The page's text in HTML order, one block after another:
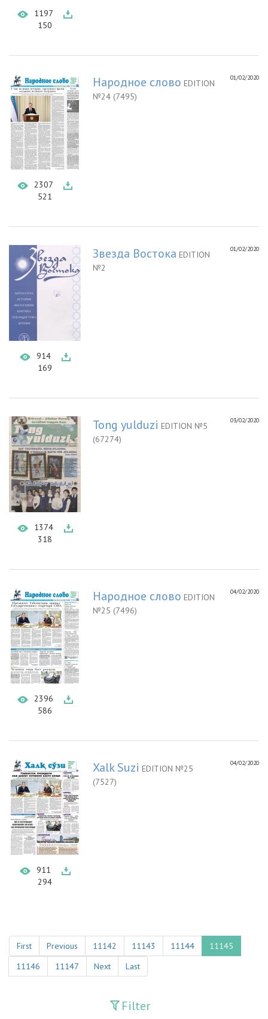
1197
150
2307
521
01/02/2020
Народное слово EDITION
№24 (7495)
914
169
01/02/2020
Звезда Востока EDITION
№2
1374
318
03/02/2020
Tong yulduzi EDITION №5
(67274)
2396
586
04/02/2020
Народное слово EDITION
№25 (7496)
911
294
04/02/2020
Xalk Suzi EDITION №25
(7527)
First Previous 11142 11143 11144
11145
11146
11147 Next Last
Filter